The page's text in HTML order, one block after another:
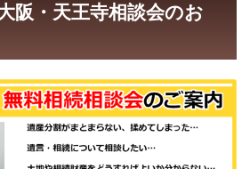
阪・天王寺相談会のお